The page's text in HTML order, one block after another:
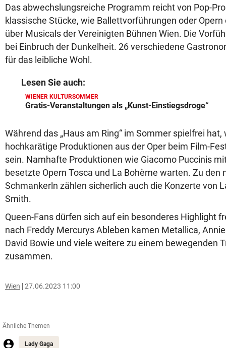
Das abwechslungsreiche Programm reicht von Pop-
klassische Stücke, wie Ballettvorführungen oder
über Musicals der Vereinigten Bühnen Wien. Die
bei Einbruch der Dunkelheit. 26 verschiedene
für das leibliche Wohl.
Lesen Sie auch:
WIENER KULTURSOMMER
Gratis-Veranstaltungen als „Kunst-Einstiegsdroge“
Während das „Haus am Ring“ im Sommer spielfrei hat,
hochkarätige Produktionen aus der Oper beim Film-
sein. Namhafte Produktionen wie Giacomo Puccinis
besetzte Opern Tosca und La Bohème warten. Zu den
Schmankerln zählen sicherlich auch die Konzerte von
Smith.
Queen-Fans dürfen sich auf ein besonderes Highlight
nach Freddy Mercurys Ableben kamen Metallica,
David Bowie und viele weitere zu einem bewegenden
zusammen.
Wien 27.06.2023 11:00
Ähnliche Themen
Lady Gaga